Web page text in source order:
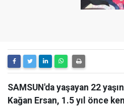
SAMSUN'da yaşayan 22
Kağan Ersan, 1.5 yıl önce